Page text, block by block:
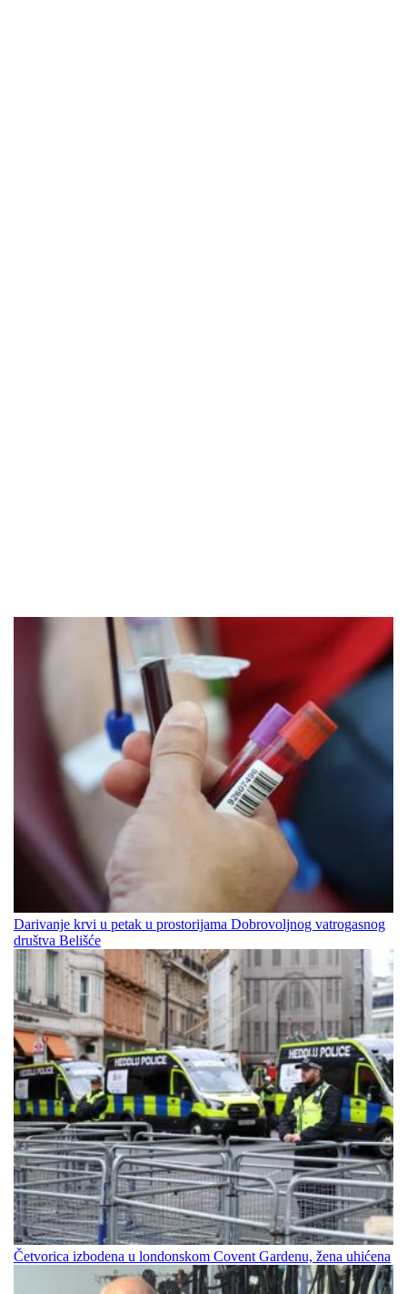
Darivanje krvi u petak u prostorijama Dobrovoljnog vatrogasnog
društva Belišće
Četvorica izbodena u londonskom Covent Gardenu, žena uhićena